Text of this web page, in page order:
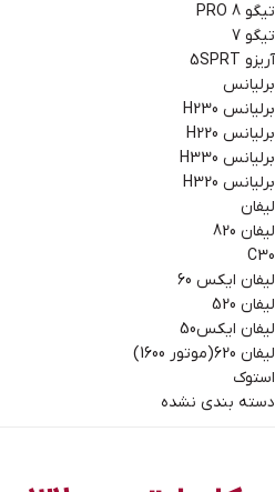
تیگو 8 PRO
تیگو 7
آریزو 5SPRT
برلیانس
برلیانس H230
برلیانس H220
برلیانس H330
برلیانس H320
لیفان
لیفان 820
C30
لیفان ایکس 60
لیفان 520
لیفان ایکس50
لیفان 620(موتور 1600)
استوک
دسته بندی نشده